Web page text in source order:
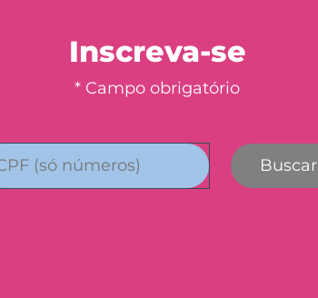
Inscreva-se
* Campo obrigatório
Buscar